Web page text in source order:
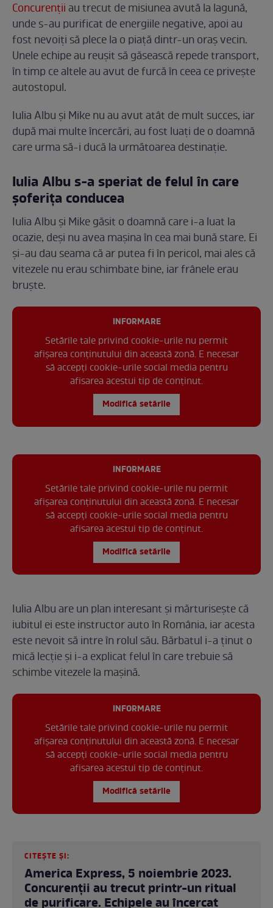
Concurențiiau trecut de misiunea avută la lagună,
unde s-au purificat de energiile negative, apoi au
fost nevoiți să plece la o piață dintr-un oraș vecin.
Unele echipe au reușit să găsească repede transport,
în timp ce altele au avut de furcă în ceea ce privește
autostopul.
Iulia Albu și Mike nu au avut atât de mult succes, iar
după mai multe încercări, au fost luați de o doamnă
care urma să-i ducă la următoarea destinație.
Iulia Albu s-a speriat de felul în care
șoferița conducea
Iulia Albu și Mike găsit o doamnă care i-a luat la
ocazie, deși nu avea mașina în cea mai bună stare. Ei
și-au dau seama că ar putea fi în pericol, mai ales că
vitezele nu erau schimbate bine, iar frânele erau
bruște.
INFORMARE
Setările tale privind cookie-urile nu permit
afișarea conținutului din această zonă. E necesar
să accepți cookie-urile social media pentru
afisarea acestui tip de conținut.
Modifică setările
INFORMARE
Setările tale privind cookie-urile nu permit
afișarea conținutului din această zonă. E necesar
să accepți cookie-urile social media pentru
afisarea acestui tip de conținut.
Modifică setările
Iulia Albu are un plan interesant și mărturisește că
iubitul ei este instructor auto în România, iar acesta
este nevoit să intre în rolul său. Bărbatul i-a ținut o
mică lecție și i-a explicat felul în care trebuie să
schimbe vitezele la mașină.
INFORMARE
Setările tale privind cookie-urile nu permit
afișarea conținutului din această zonă. E necesar
să accepți cookie-urile social media pentru
afisarea acestui tip de conținut.
Modifică setările
CITEȘTE ȘI:
America Express, 5 noiembrie 2023.
Concurenții au trecut printr-un ritual
de purificare. Echipele au încercat